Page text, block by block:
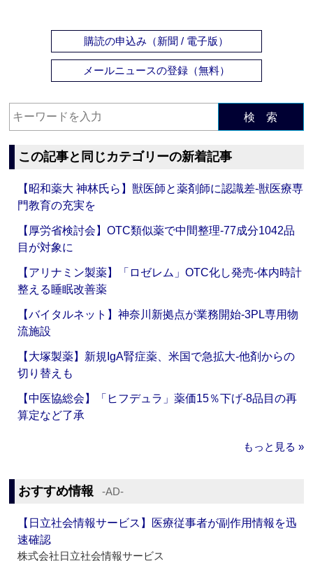
購読の申込み（新聞 / 電子版）
メールニュースの登録（無料）
検 索
この記事と同じカテゴリーの新着記事
【昭和薬大 神林氏ら】獣医師と薬剤師に認識差‐獣医療専
門教育の充実を
【厚労省検討会】OTC類似薬で中間整理‐77成分1042品
目が対象に
【アリナミン製薬】「ロゼレム」OTC化し発売‐体内時計
整える睡眠改善薬
【バイタルネット】神奈川新拠点が業務開始‐3PL専用物
流施設
【大塚製薬】新規IgA腎症薬、米国で急拡大‐他剤からの
切り替えも
【中医協総会】「ヒフデュラ」薬価15％下げ‐8品目の再
算定など了承
もっと見る »
おすすめ情報 ‐AD‐
【日立社会情報サービス】医療従事者が副作用情報を迅
速確認
株式会社日立社会情報サービス